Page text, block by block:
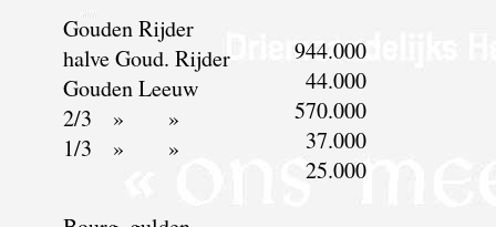
Gouden Rijder
halve Goud. Rijder
Gouden Leeuw
2/3 » »
1/3 » »
944.000
44.000
570.000
37.000
25.000